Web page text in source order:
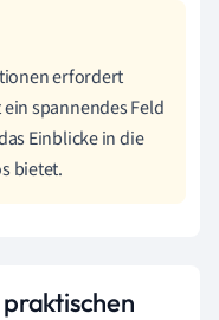
erfordert
spannendes Feld
Einblicke in die
bietet.